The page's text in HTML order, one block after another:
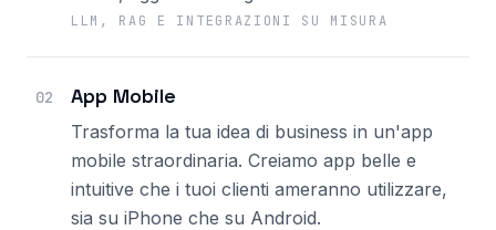
LLM, RAG E INTEGRAZIONI SU MISURA
02 App Mobile
Trasforma la tua idea di business in un'app
mobile straordinaria. Creiamo app belle e
intuitive che i tuoi clienti ameranno utilizzare,
sia su iPhone che su Android.